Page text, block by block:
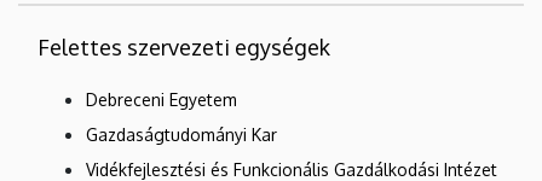
Felettes szervezeti egységek
Debreceni Egyetem
Gazdaságtudományi Kar
Vidékfejlesztési és Funkcionális Gazdálkodási Intézet